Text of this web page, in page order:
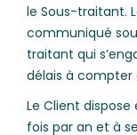
le Sous-traitant.
communiqué
traitant qui
délais à compter
Le Client
fois par an et à